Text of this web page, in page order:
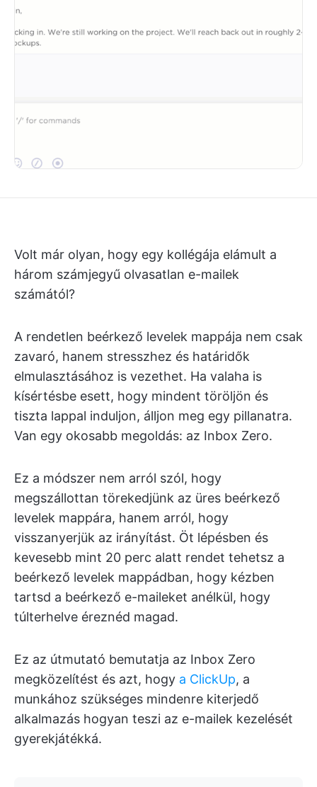
Volt már olyan, hogy egy kollégája elámult a
három számjegyű olvasatlan e-mailek
számától?
A rendetlen beérkező levelek mappája nem csak
zavaró, hanem stresszhez és határidők
elmulasztásához is vezethet. Ha valaha is
kísértésbe esett, hogy mindent töröljön és
tiszta lappal induljon, álljon meg egy pillanatra.
Van egy okosabb megoldás: az Inbox Zero.
Ez a módszer nem arról szól, hogy
megszállottan törekedjünk az üres beérkező
levelek mappára, hanem arról, hogy
visszanyerjük az irányítást. Öt lépésben és
kevesebb mint 20 perc alatt rendet tehetsz a
beérkező levelek mappádban, hogy kézben
tartsd a beérkező e-maileket anélkül, hogy
túlterhelve éreznéd magad.
Ez az útmutató bemutatja az Inbox Zero
megközelítést és azt, hogy a ClickUp, a
munkához szükséges mindenre kiterjedő
alkalmazás hogyan teszi az e-mailek kezelését
gyerekjátékká.